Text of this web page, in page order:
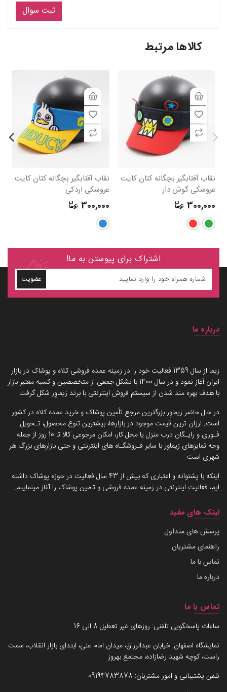
ثبت سوال
کالاها مرتبط
نقاب آفتابگیر بچگانه کتان کایت
عروسکی گوش دار
300,000
نقاب آقتابگیر بچگانه کتان کایت
عروسکی اردکی
300,000
اشتراک برای پیوستن به ما!
عضویت
درباره ما
زیما از سال 1359 فعالیت خود را در زمینه عمده فروشی کلاه و پوشاک در بازار
ایران آغاز نمود و در سال 1400 با تشکل جمعی از متخصصین و کسبه معتبر بازار
با هدف بهره مند شدن از سیستم فروش اینترنتی با برند زیماوِر شکل گرفت.
در حال حاضر زیماوِر بزرگترین مرجع تأمین پوشاک و خرید عمده کلاه در کشور
است. ارزان ترین قیمت موجود در بازارها، بیشترین تنوع محصول، تـحویل
فـوری و رایـگان درب منزل یا محل کار، امکان مرجوعی کالا تا 10 روز از جمله
وجه تمایزهای زیماور با سایر فـروشگـاه های اینترنتی و حتی بازارهای بزرگ هر
شهری است.
اینکه با پشتوانه و اعتباری که بیش از 43 سال فعالیت در حوزه پوشاک داشته
ایم، فعالیت اینترنتی در زمینه عمده فروشی و تامین پوشاک را آغاز مینماییم.
لینک های مفید
پرسش های متداول
راهنمای مشتریان
تماس با ما
درباره ما
تماس با ما
ساعات پاسخگویی تلفنی: روزهای غیر تعطیل 8 الی 16
نمایشگاه اصفهان: خیابان عبدالرزاق، میدان امام علی، ابتدای بازار انقلاب، سمت
راست، کوچه شهید رضازاده، مجتمع بهروز
تلفن پشتیبانی و امور مشتریان: 09194783878